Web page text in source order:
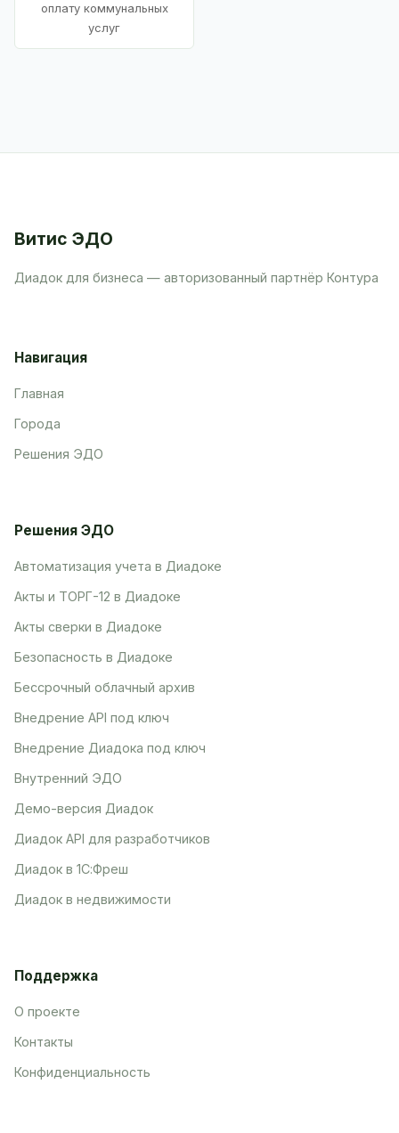
оплату коммунальных
услуг
Витис ЭДО
Диадок для бизнеса — авторизованный партнёр Контура
Навигация
Главная
Города
Решения ЭДО
Решения ЭДО
Автоматизация учета в Диадоке
Акты и ТОРГ-12 в Диадоке
Акты сверки в Диадоке
Безопасность в Диадоке
Бессрочный облачный архив
Внедрение API под ключ
Внедрение Диадока под ключ
Внутренний ЭДО
Демо-версия Диадок
Диадок API для разработчиков
Диадок в 1С:Фреш
Диадок в недвижимости
Поддержка
О проекте
Контакты
Конфиденциальность